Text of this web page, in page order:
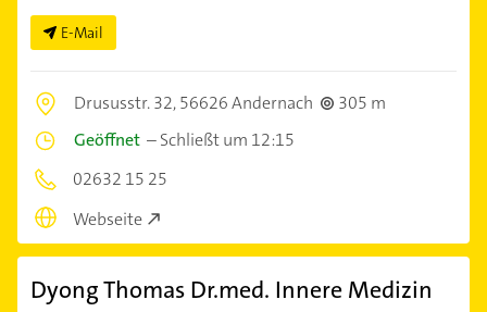
E-Mail
Drususstr. 32,56626 Andernach
305 m
Geöffnet –Schließt um 12:15
02632 15 25
Webseite
Dyong Thomas Dr.med. Innere Medizin